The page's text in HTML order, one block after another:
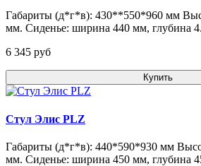
Габариты (д*г*в): 430**550*960 мм
мм. Сиденье: ширина 440 мм, глубина
6 345 pуб
Купить
Стул Элис PLZ
Габариты (д*г*в): 440*590*930 мм
мм. Сиденье: ширина 450 мм, глубина